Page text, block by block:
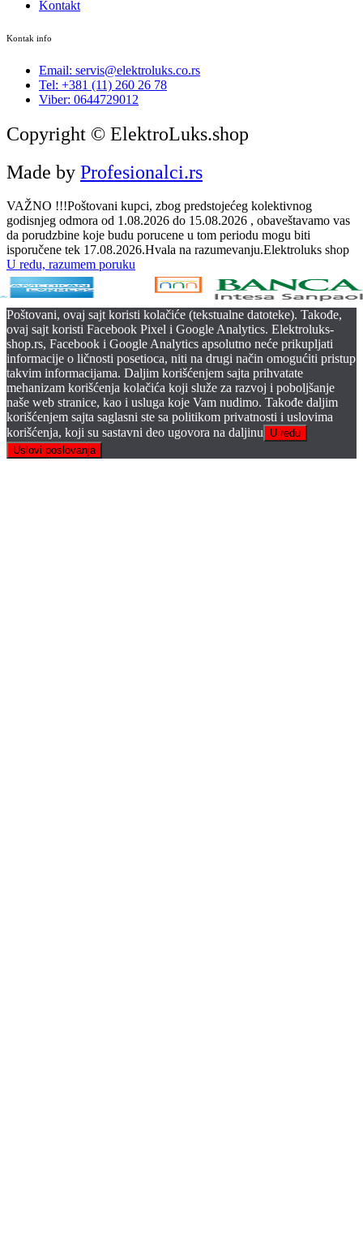
Kontakt
Kontak info
Email: servis@elektroluks.co.rs
Tel: +381 (11) 260 26 78
Viber: 0644729012
Copyright © ElektroLuks.shop
Made by Profesionalci.rs
VAŽNO !!!Poštovani kupci, zbog predstojećeg kolektivnog
godisnjeg odmora od 1.08.2026 do 15.08.2026 , obaveštavamo vas
da porudzbine koje budu porucene u tom periodu mogu biti
isporučene tek 17.08.2026.Hvala na razumevanju.Elektroluks shop
U redu, razumem poruku
Poštovani, ovaj sajt koristi kolačiće (tekstualne datoteke). Takođe,
ovaj sajt koristi Facebook Pixel i Google Analytics. Elektroluks-
shop.rs, Facebook i Google Analytics apsolutno neće prikupljati
informacije o ličnosti posetioca, niti na drugi način omogućiti pristup
takvim informacijama. Daljim korišćenjem sajta prihvatate
mehanizam korišćenja kolačića koji služe za razvoj i poboljšanje
naše web stranice, kao i usluga koje Vam nudimo. Takođe daljim
korišćenjem sajta saglasni ste sa politikom privatnosti i uslovima
korišćenja, koji su sastavni deo ugovora na daljinu U redu
Uslovi poslovanja